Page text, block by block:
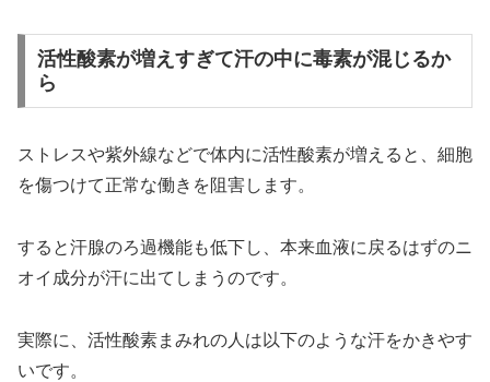
活性酸素が増えすぎて汗の中に毒素が混じるか
ら
ストレスや紫外線などで体内に活性酸素が増えると、細胞
を傷つけて正常な働きを阻害します。
すると汗腺のろ過機能も低下し、本来血液に戻るはずのニ
オイ成分が汗に出てしまうのです。
実際に、活性酸素まみれの人は以下のような汗をかきやす
いです。